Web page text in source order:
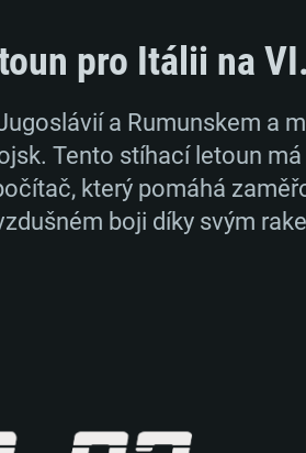
pro Itálii na
a Rumunskem a
Tento stíhací letoun
který pomáhá
boji díky svým